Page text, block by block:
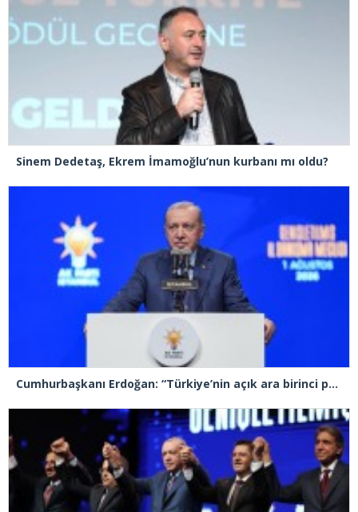
Sinem Dedetaş, Ekrem İmamoğlu’nun kurbanı mı oldu?
Cumhurbaşkanı Erdoğan: “Türkiye’nin açık ara birinci partisiyiz”